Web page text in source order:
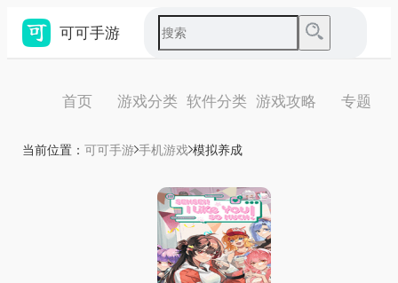
可可手游
首页 游戏分类 软件分类 游戏攻略 专题
当前位置： 可可手游 手机游戏 模拟养成